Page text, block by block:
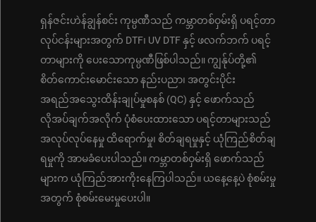
ရှန်ဇင်းဟဲန်ချွန်စင်း ကုမ္ပဏီသည် ကမ္ဘာတစ်ဝှမ်းရှိ ပရင့်တာ
လုပ်ငန်းများအတွက် DTF၊ UV DTF နှင့် ဖလက်ဘက် ပရင့်
တာများကို ပေးသောကုမ္ပဏီဖြစ်ပါသည်။ ကျွန်ုပ်တို့၏
စိတ်ကောင်းမောင်းသော နည်းပညာ၊ အတွင်းပိုင်း
အရည်အသွေးထိန်းချုပ်မှုစနစ် (QC) နှင့် ဖောက်သည်
လိုအပ်ချက်အလိုက် ပုံစံပေးထားသော ပရင့်တာများသည်
အလုပ်လုပ်နေမှု ထိရောက်မှု၊ စိတ်ချရမှုနှင့် ယုံကြည်စိတ်ချ
ရမှုကို အာမခံပေးပါသည်။ ကမ္ဘာတစ်ဝှမ်းရှိ ဖောက်သည်
များက ယုံကြည်အားကိုးနေကြပါသည်။ ယနေ့နေ့ပဲ စုံစမ်းမှု
အတွက် စုံစမ်းမေးမှုပေးပါ။